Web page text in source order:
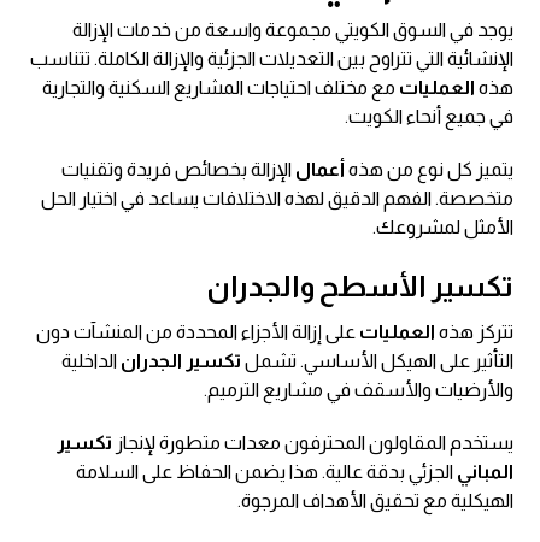
يوجد في السوق الكويتي مجموعة واسعة من خدمات الإزالة
الإنشائية التي تتراوح بين التعديلات الجزئية والإزالة الكاملة. تتناسب
هذه العمليات مع مختلف احتياجات المشاريع السكنية والتجارية
في جميع أنحاء الكويت.
يتميز كل نوع من هذه أعمال الإزالة بخصائص فريدة وتقنيات
متخصصة. الفهم الدقيق لهذه الاختلافات يساعد في اختيار الحل
الأمثل لمشروعك.
تكسير الأسطح والجدران
تتركز هذه العمليات على إزالة الأجزاء المحددة من المنشآت دون
التأثير على الهيكل الأساسي. تشمل تكسير الجدران الداخلية
والأرضيات والأسقف في مشاريع الترميم.
يستخدم المقاولون المحترفون معدات متطورة لإنجاز تكسير
المباني الجزئي بدقة عالية. هذا يضمن الحفاظ على السلامة
الهيكلية مع تحقيق الأهداف المرجوة.